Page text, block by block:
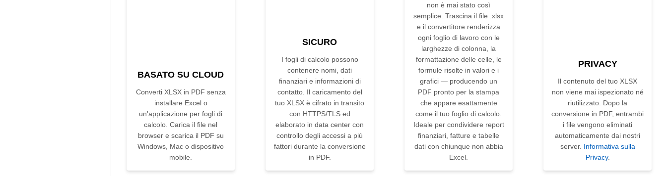
BASATO SU CLOUD
Converti XLSX in PDF senza
installare Excel o
un'applicazione per fogli di
calcolo. Carica il file nel
browser e scarica il PDF su
Windows, Mac o dispositivo
mobile.
SICURO
I fogli di calcolo possono
contenere nomi, dati
finanziari e informazioni di
contatto. Il caricamento del
tuo XLSX è cifrato in transito
con HTTPS/TLS ed
elaborato in data center con
controllo degli accessi a più
fattori durante la conversione
in PDF.
non è mai stato così
semplice. Trascina il file .xlsx
e il convertitore renderizza
ogni foglio di lavoro con le
larghezze di colonna, la
formattazione delle celle, le
formule risolte in valori e i
grafici — producendo un
PDF pronto per la stampa
che appare esattamente
come il tuo foglio di calcolo.
Ideale per condividere report
finanziari, fatture e tabelle
dati con chiunque non abbia
Excel.
PRIVACY
Il contenuto del tuo XLSX
non viene mai ispezionato né
riutilizzato. Dopo la
conversione in PDF, entrambi
i file vengono eliminati
automaticamente dai nostri
server. Informativa sulla
Privacy.